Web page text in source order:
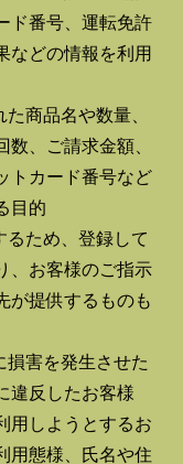
ド番号、運転免許
などの情報を利用
商品名や数量、
、ご請求金額、
トカード番号など
目的
るため、登録して
、お客様のご指示
が提供するものも
損害を発生させた
違反したお客様
用しようとするお
用態様、氏名や住